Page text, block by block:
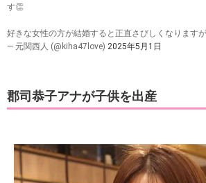
す👏
好きな女性の方が結婚すると正直さびしくなります
— 元関西人 (@kiha47love) 2025年5月1日
郡司恭子アナが子供を出産